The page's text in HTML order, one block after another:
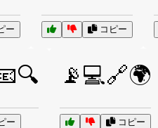
ー コピー
ー
📡💻🔗🌍
コピー